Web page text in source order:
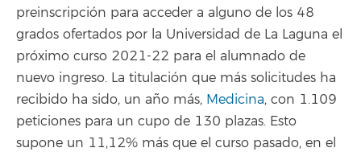
preinscripción para acceder a alguno de los 48
grados ofertados por la Universidad de La Laguna el
próximo curso 2021-22 para el alumnado de
nuevo ingreso. La titulación que más solicitudes ha
recibido ha sido, un año más, Medicina, con 1.109
peticiones para un cupo de 130 plazas. Esto
supone un 11,12% más que el curso pasado, en el